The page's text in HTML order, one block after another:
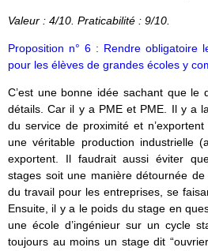
Valeur : 4/10. Praticabilité : 9/10.
Proposition n° 6 : Rendre obligatoire
pour les élèves de grandes écoles y
C’est une bonne idée sachant que le
détails. Car il y a PME et PME. Il y a
du service de proximité et
une véritable production industrielle
exportent. Il faudrait aussi éviter
stages soit une manière détournée
du travail pour les entreprises, se
Ensuite, il y a le poids du stage en
une école d’ingénieur sur un cycle
toujours au moins un stage dit